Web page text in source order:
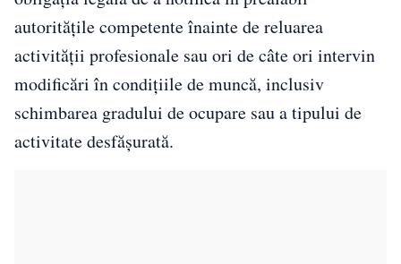
autoritățile competente înainte de reluarea
activității profesionale sau ori de câte ori intervin
modificări în condițiile de muncă, inclusiv
schimbarea gradului de ocupare sau a tipului de
activitate desfășurată.